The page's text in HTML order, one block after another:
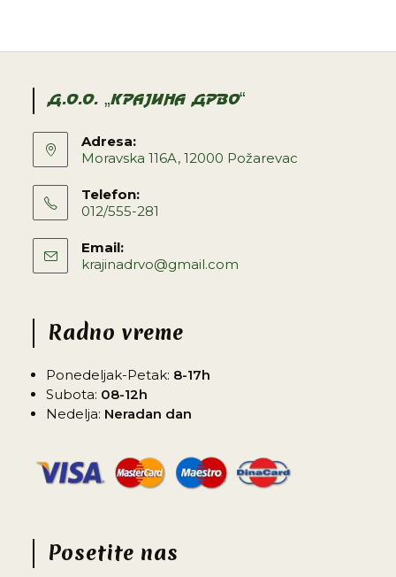
D.O.O. „KRAJINA DRVO“
Adresa:
Moravska 116A, 12000 Požarevac
Telefon:
012/555-281
Email:
krajinadrvo@gmail.com
Radno vreme
Ponedeljak-Petak: 8-17h
Subota: 08-12h
Nedelja: Neradan dan
Posetite nas